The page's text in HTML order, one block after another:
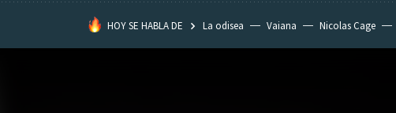
HOY SE HABLA DE La odisea Vaiana Nicolas Cage